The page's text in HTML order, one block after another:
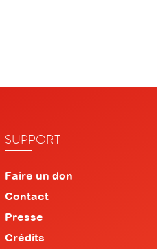
SUPPORT
Faire un don
Contact
Presse
Crédits